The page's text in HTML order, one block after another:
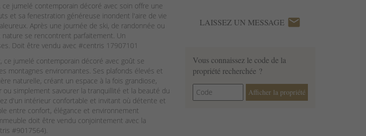
jumelé contemporain décoré avec soin offre une
et sa fenestration généreuse inondent l'aire de vie
Après une journée de ski, de randonnée ou
se rencontrent parfaitement. Un
Doit être vendu avec #centris 17907101
ce jumelé contemporain décoré avec goût se
montagnes environnantes. Ses plafonds élevés et
naturelle, créant un espace à la fois grandiose,
simplement savourer la tranquillité et la beauté du
d'un intérieur confortable et invitant où détente et
entre confort, élégance et environnement
doit être vendu conjointement avec la
#9017564).
LAISSEZ UN MESSAGE email
Vous connaissez le code de la
propriété recherchée ?
Afficher la propriété